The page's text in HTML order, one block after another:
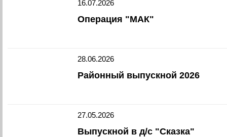
16.07.2026
Операция "МАК"
28.06.2026
Районный выпускной 2026
27.05.2026
Выпускной в д/с "Сказка"